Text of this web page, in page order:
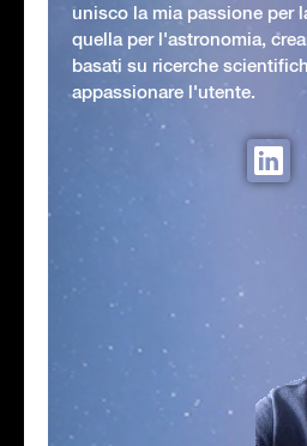
unisco la mia passione per
quella per l'astronomia,
basati su ricerche
appassionare l'utente.